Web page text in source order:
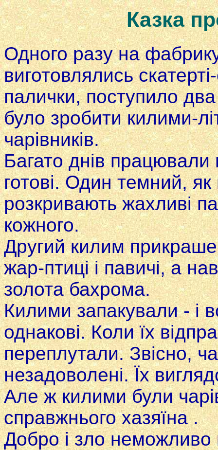
Казка
Одного разу на
виготовлялись
палички, поступило
було зробити килими-
чарівників.
Багато днів
готові. Один темний,
розкривають жахливі
кожного.
Другий килим
жар-птиці i павичі, а
золота бахрома.
Килими запакували - i
однакові. Коли їх
переплутали. Звісно,
незадоволені. Їх
Але ж килими були
справжнього хазяїна .
Добро i зло неможливо